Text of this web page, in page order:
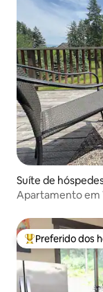
Suíte de
Apartamento em
Entre os
Preferido dos